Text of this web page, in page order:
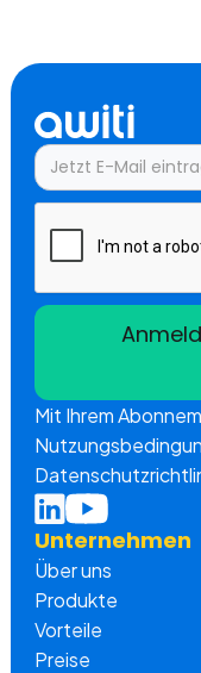
Mit Ihrem
Unternehmen
Über uns
Produkte
Vorteile
Preise